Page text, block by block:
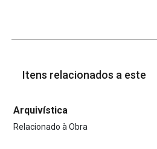
Itens relacionados a este
Arquivística
Relacionado à Obra